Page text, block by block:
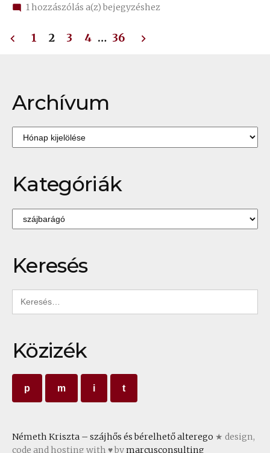
1 hozzászólás a(z) Recycled
torta
bejegyzéshez
Bejegyzések
1 2 3 4 … 36
Archívum
Archívum
Kategóriák
Kategóriák
Keresés
Keresés:
Közizék
p m i t
Németh Kriszta – szájhős és bérelhető alterego ★ design,
code and hosting with ♥ bymarcusconsulting